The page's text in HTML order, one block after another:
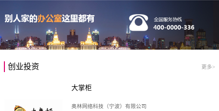
创业投资 更多>
大掌柜
奥林网络科技（宁波）有限公司